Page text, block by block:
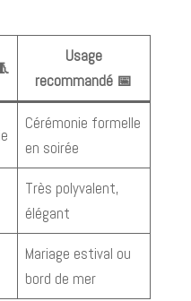
Usage
recommandé 📅
Cérémonie formelle
en soirée
Très polyvalent,
élégant
Mariage estival ou
bord de mer